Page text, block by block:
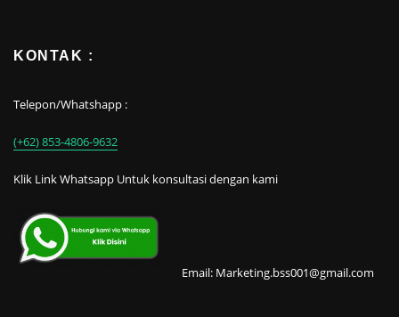
KONTAK :
Telepon/Whatshapp :
(+62) 853-4806-9632
Klik Link Whatsapp Untuk konsultasi dengan kami
Email: Marketing.bss001@gmail.com